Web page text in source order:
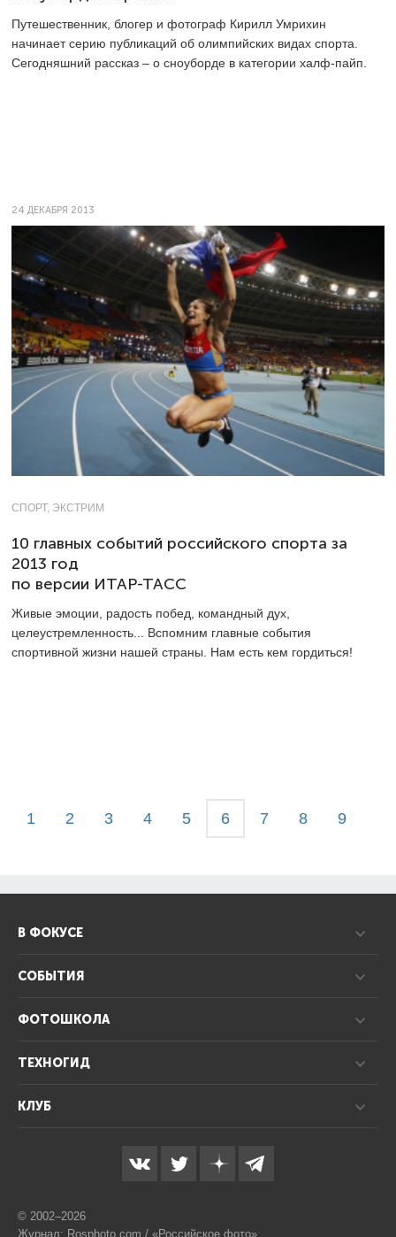
Путешественник, блогер и фотограф Кирилл Умрихин
начинает серию публикаций об олимпийских видах спорта.
Сегодняшний рассказ – о сноуборде в категории халф-пайп.
24 ДЕКАБРЯ 2013
СПОРТ, ЭКСТРИМ
10 главных событий российского спорта за
2013 год
по версии ИТАР-ТАСС
Живые эмоции, радость побед, командный дух,
целеустремленность... Вспомним главные события
спортивной жизни нашей страны. Нам есть кем гордиться!
1 2 3 4 5 6 7 8 9
В ФОКУСЕ
СОБЫТИЯ
ФОТОШКОЛА
ТЕХНОГИД
КЛУБ
© 2002–2026
Журнал: Rosphoto.com / «Российское фото»